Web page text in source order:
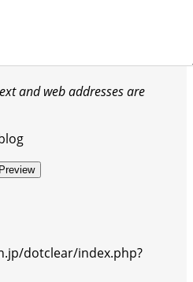
and web addresses are
Preview
dotclear/index.php?